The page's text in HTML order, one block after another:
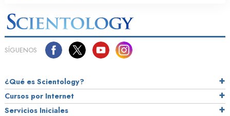
SÍGUENOS
¿Qué es Scientology?
Cursos por Internet
Servicios Iniciales